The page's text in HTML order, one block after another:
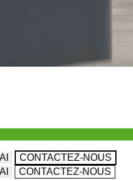
CONTACTEZ-NOUS
CONTACTEZ-NOUS